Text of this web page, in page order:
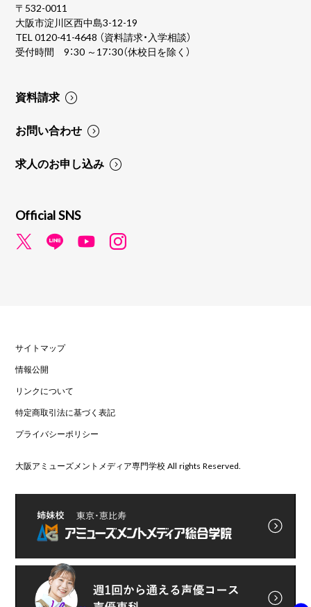
〒532-0011
大阪市淀川区西中島3-12-19
TEL0120-41-4648 （資料請求・入学相談）
受付時間 9：30 ～17：30（休校日を除く）
資料請求
お問い合わせ
求人のお申し込み
Official SNS
サイトマップ
情報公開
リンクについて
特定商取引法に基づく表記
プライバシーポリシー
大阪アミューズメントメディア専門学校 All rights Reserved.